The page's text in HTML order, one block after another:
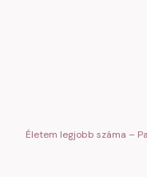
Életem legjobb száma –